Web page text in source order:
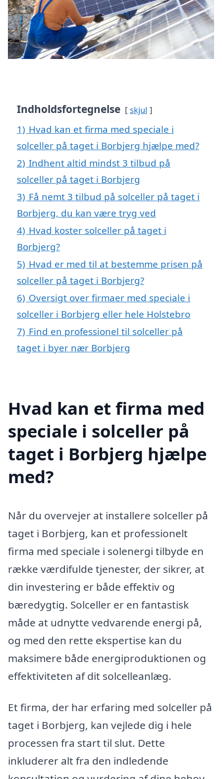
Indholdsfortegnelse skjul
1) Hvad kan et firma med speciale i
solceller på taget i Borbjerg hjælpe med?
2) Indhent altid mindst 3 tilbud på
solceller på taget i Borbjerg
3) Få nemt 3 tilbud på solceller på taget i
Borbjerg, du kan være tryg ved
4) Hvad koster solceller på taget i
Borbjerg?
5) Hvad er med til at bestemme prisen på
solceller på taget i Borbjerg?
6) Oversigt over firmaer med speciale i
solceller i Borbjerg eller hele Holstebro
7) Find en professionel til solceller på
taget i byer nær Borbjerg
Hvad kan et firma med
speciale i solceller på
taget i Borbjerg hjælpe
med?
Når du overvejer at installere solceller på
taget i Borbjerg, kan et professionelt
firma med speciale i solenergi tilbyde en
række værdifulde tjenester, der sikrer, at
din investering er både effektiv og
bæredygtig. Solceller er en fantastisk
måde at udnytte vedvarende energi på,
og med den rette ekspertise kan du
maksimere både energiproduktionen og
effektiviteten af dit solcelleanlæg.
Et firma, der har erfaring med solceller på
taget i Borbjerg, kan vejlede dig i hele
processen fra start til slut. Dette
inkluderer alt fra den indledende